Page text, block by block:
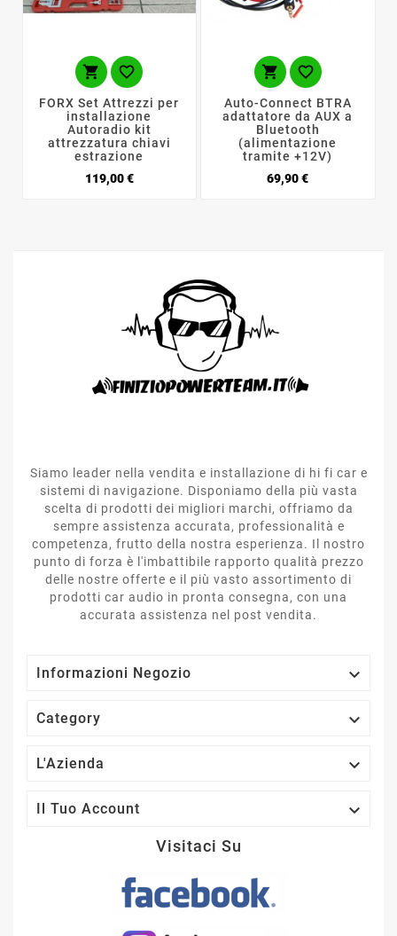
 
FORX Set Attrezzi per
installazione
Autoradio kit
attrezzatura chiavi
estrazione
119,00 €Prezzo
 
Auto-Connect BTRA
adattatore da AUX a
Bluetooth
(alimentazione
tramite +12V)
69,90 €Prezzo
Siamo leader nella vendita e installazione di hi fi car e
sistemi di navigazione. Disponiamo della più vasta
scelta di prodotti dei migliori marchi, offriamo da
sempre assistenza accurata, professionalità e
competenza, frutto della nostra esperienza. Il nostro
punto di forza è l'imbattibile rapporto qualità prezzo
delle nostre offerte e il più vasto assortimento di
prodotti car audio in pronta consegna, con una
accurata assistenza nel post vendita.
Informazioni Negozio 
Category 
L'Azienda 
Il Tuo Account 
Visitaci Su